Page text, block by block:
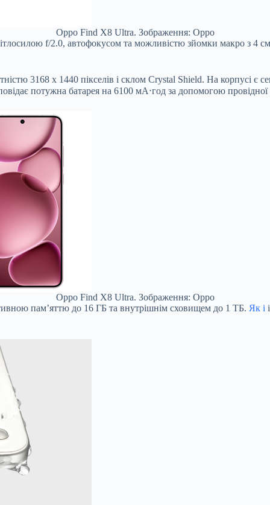
Oppo Find X8 Ultra. Зображення: Oppo
f/2.0, автофокусом та можливістю зйомки макро з
3168 х 1440 пікселів і склом Crystal Shield. На корпусі є
потужна батарея на 6100 мА⋅год за допомогою
Oppo Find X8 Ultra. Зображення: Oppo
пам’яттю до 16 ГБ та внутрішнім сховищем до 1 ТБ. Як і